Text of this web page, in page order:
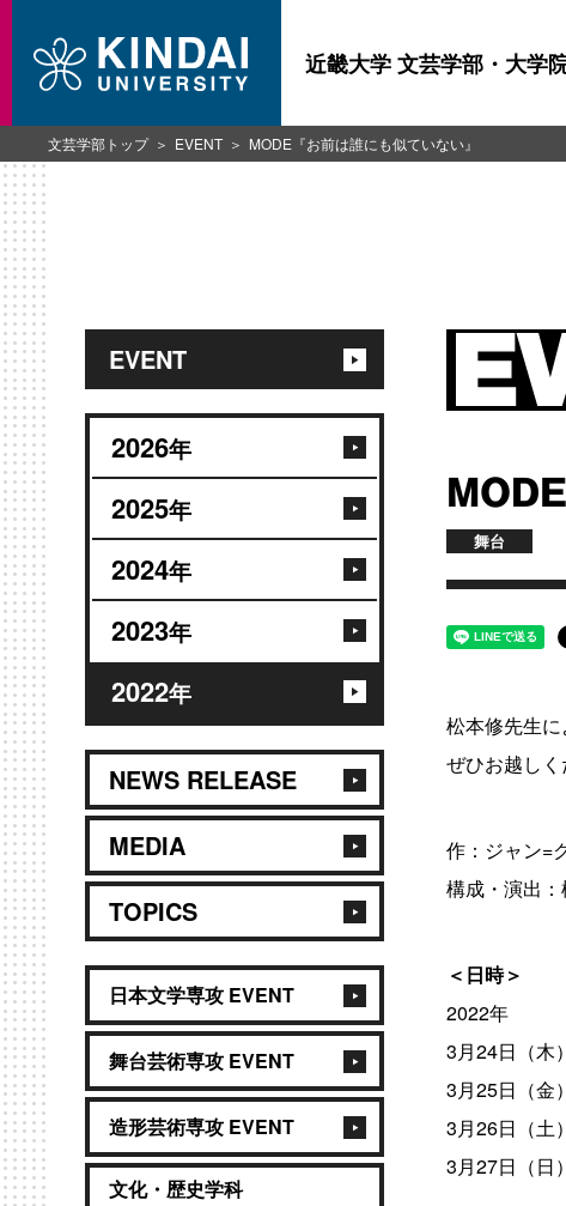
近畿大学 文芸学部・大学
EVENT
2026年
2025年
2024年
2023年
2022年
NEWS RELEASE
MEDIA
TOPICS
日本文学専攻 EVENT
舞台芸術専攻 EVENT
造形芸術専攻 EVENT
文化・歴史学科
MODE
舞台
松本修先生
ぜひお越しく
作：ジャン=
構成・演出
＜日時＞
2022年
3月24日（
3月25日（
3月26日（
3月27日（
文芸学部トップ EVENT MODE『お前は誰にも似ていない』